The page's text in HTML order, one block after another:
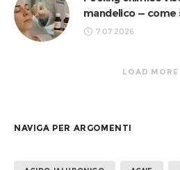
mandelico — come
7.07.2026
LOAD MORE
NAVIGA PER ARGOMENTI